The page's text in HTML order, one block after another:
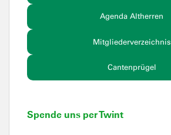
Agenda Altherren
Mitgliederverzeichnis
Cantenprügel
Spende uns per Twint